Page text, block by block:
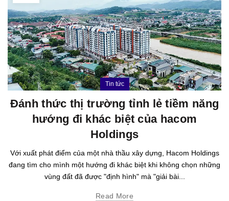
Tin tức
Đánh thức thị trường tỉnh lẻ tiềm năng
hướng đi khác biệt của hacom
Holdings
Với xuất phát điểm của một nhà thầu xây dựng, Hacom Holdings
đang tìm cho mình một hướng đi khác biệt khi không chọn những
vùng đất đã được "định hình" mà "giải bài...
Read More